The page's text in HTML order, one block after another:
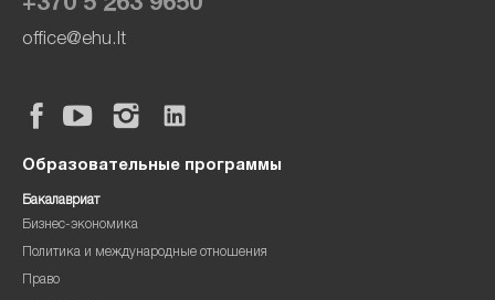
office@ehu.lt
Образовательные программы
Бакалавриат
Бизнес-экономика
Политика и международные отношения
Право